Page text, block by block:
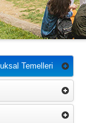
Temelleri